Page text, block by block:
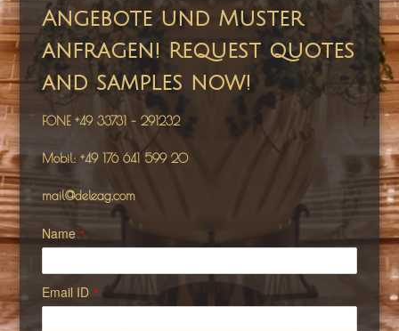
Angebote und Muster
anfragen! Request quotes
and samples now!
FONE +49 33731 – 291232
Mobil: +49 176 641 599 20
mail@deleag.com
Name *
Email ID *